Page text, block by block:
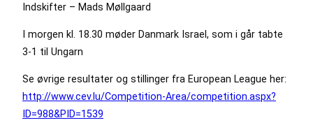
Indskifter – Mads Møllgaard
I morgen kl. 18.30 møder Danmark Israel, som i går tabte
3-1 til Ungarn
Se øvrige resultater og stillinger fra European League her:
http://www.cev.lu/Competition-Area/competition.aspx?
ID=988&PID=1539